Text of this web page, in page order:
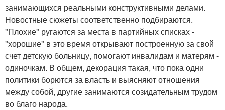
занимающихся реальными конструктивными делами.
Новостные сюжеты соответственно подбираются.
"Плохие" ругаются за места в партийных списках -
"хорошие" в это время открывают построенную за свой
счет детскую больницу, помогают инвалидам и матерям -
одиночкам. В общем, декорация такая, что пока одни
политики борются за власть и выясняют отношения
между собой, другие занимаются созидательным трудом
во благо народа.